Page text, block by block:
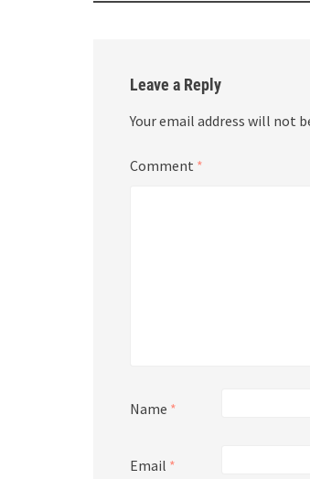
Leave a Reply
Your email address will not
Comment *
Name *
Email *